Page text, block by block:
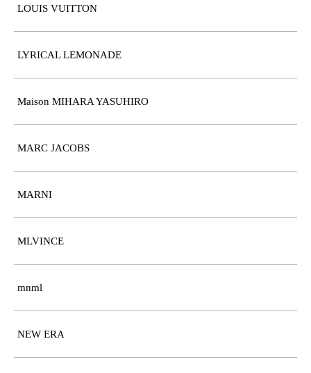
LOUIS VUITTON
LYRICAL LEMONADE
Maison MIHARA YASUHIRO
MARC JACOBS
MARNI
MLVINCE
mnml
NEW ERA